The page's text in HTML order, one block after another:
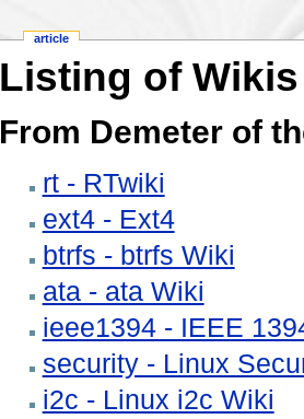
Listing of Wikis
From Demeter of
rt - RTwiki
ext4 - Ext4
btrfs - btrfs Wiki
ata - ata Wiki
ieee1394 - IEEE
security - Linux
i2c - Linux i2c Wiki
article